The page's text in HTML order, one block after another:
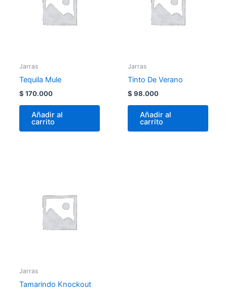
Jarras
Tequila Mule
$ 170.000
Añadir al
carrito
Jarras
Tinto De Verano
$ 98.000
Añadir al
carrito
Jarras
Tamarindo Knockout